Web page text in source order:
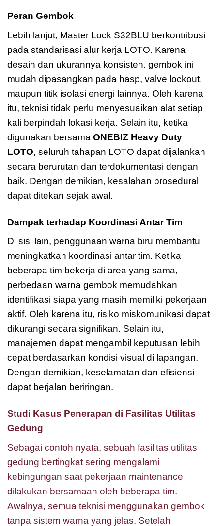
Peran Gembok
Lebih lanjut, Master Lock S32BLU berkontribusi
pada standarisasi alur kerja LOTO. Karena
desain dan ukurannya konsisten, gembok ini
mudah dipasangkan pada hasp, valve lockout,
maupun titik isolasi energi lainnya. Oleh karena
itu, teknisi tidak perlu menyesuaikan alat setiap
kali berpindah lokasi kerja. Selain itu, ketika
digunakan bersama ONEBIZ Heavy Duty
LOTO, seluruh tahapan LOTO dapat dijalankan
secara berurutan dan terdokumentasi dengan
baik. Dengan demikian, kesalahan prosedural
dapat ditekan sejak awal.
Dampak terhadap Koordinasi Antar Tim
Di sisi lain, penggunaan warna biru membantu
meningkatkan koordinasi antar tim. Ketika
beberapa tim bekerja di area yang sama,
perbedaan warna gembok memudahkan
identifikasi siapa yang masih memiliki pekerjaan
aktif. Oleh karena itu, risiko miskomunikasi dapat
dikurangi secara signifikan. Selain itu,
manajemen dapat mengambil keputusan lebih
cepat berdasarkan kondisi visual di lapangan.
Dengan demikian, keselamatan dan efisiensi
dapat berjalan beriringan.
Studi Kasus Penerapan di Fasilitas Utilitas
Gedung
Sebagai contoh nyata, sebuah fasilitas utilitas
gedung bertingkat sering mengalami
kebingungan saat pekerjaan maintenance
dilakukan bersamaan oleh beberapa tim.
Awalnya, semua teknisi menggunakan gembok
tanpa sistem warna yang jelas. Setelah